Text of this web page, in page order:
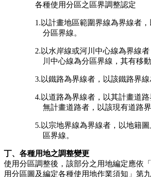
各種使用分區之區界調整認定
1.以計畫地區範圍界線為界線者
分區界線。
2.以水岸線或河川中心線為界線
川中心線為分區界線，其有移
3.以鐵路為界線者，以該鐵路界線
4.以道路為界線者，以其計畫道路
無計畫道路者，以該現有道路界
5.以宗地界線為界線者，以地籍
區界線。
丁、各種用地之調整變更
使用分區調整後，該部分之用地編定應依
用分區圖及編定各種使用地作業須知」第